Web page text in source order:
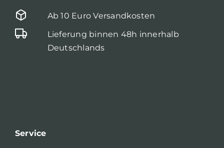
Ab 10 Euro Versandkosten
Lieferung binnen 48h innerhalb
Deutschlands
Service